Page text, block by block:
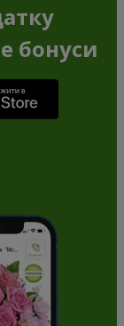
бонуси